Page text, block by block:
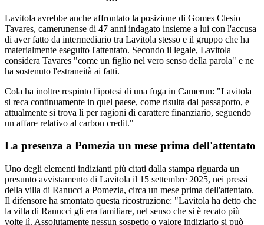
Lavitola avrebbe anche affrontato la posizione di Gomes Clesio
Tavares, camerunense di 47 anni indagato insieme a lui con l'accusa
di aver fatto da intermediario tra Lavitola stesso e il gruppo che ha
materialmente eseguito l'attentato. Secondo il legale, Lavitola
considera Tavares "come un figlio nel vero senso della parola" e ne
ha sostenuto l'estraneità ai fatti.
Cola ha inoltre respinto l'ipotesi di una fuga in Camerun: "Lavitola
si reca continuamente in quel paese, come risulta dal passaporto, e
attualmente si trova lì per ragioni di carattere finanziario, seguendo
un affare relativo al carbon credit."
La presenza a Pomezia un mese prima dell'attentato
Uno degli elementi indizianti più citati dalla stampa riguarda un
presunto avvistamento di Lavitola il 15 settembre 2025, nei pressi
della villa di Ranucci a Pomezia, circa un mese prima dell'attentato.
Il difensore ha smontato questa ricostruzione: "Lavitola ha detto che
la villa di Ranucci gli era familiare, nel senso che si è recato più
volte lì. Assolutamente nessun sospetto o valore indiziario si può